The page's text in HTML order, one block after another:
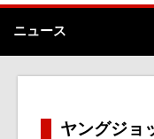
ニュース
ヤングジョ